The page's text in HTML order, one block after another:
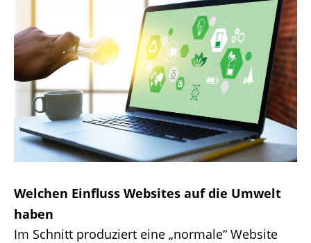
Welchen Einfluss Websites auf die Umwelt
haben
Im Schnitt produziert eine „normale“ Website